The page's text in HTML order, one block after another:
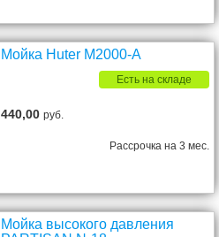
Мойка Huter M2000-A
Есть на складе
440,00руб.
Рассрочка на 3 мес.
Мойка высокого давления